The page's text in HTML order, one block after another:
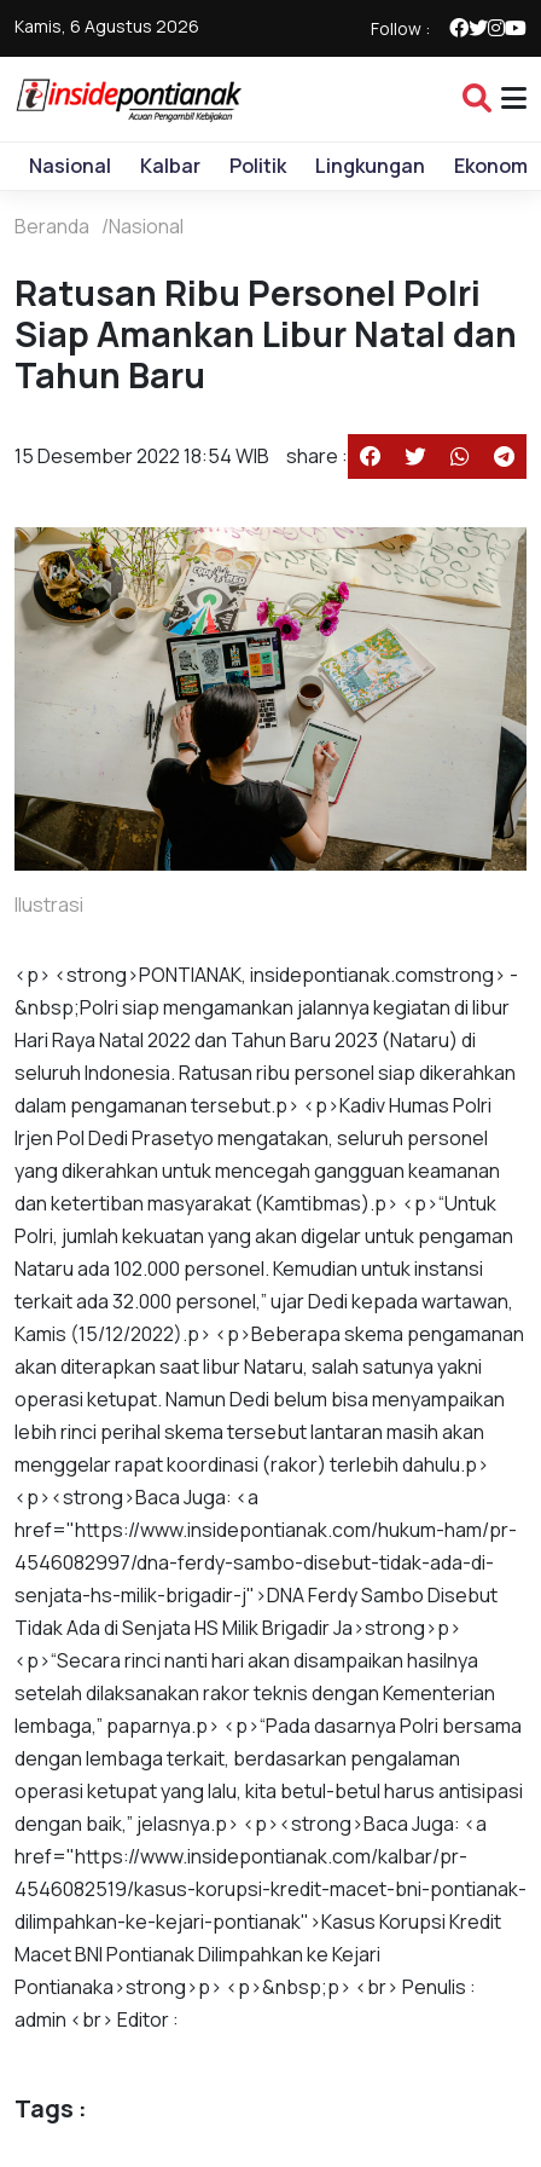
Kamis, 6 Agustus 2026 Follow :
Nasional Kalbar Politik Lingkungan Ekonomi
Beranda Nasional
Ratusan Ribu Personel Polri
Siap Amankan Libur Natal dan
Tahun Baru
15 Desember 2022 18:54 WIB share :
Ilustrasi
<p> <strong>PONTIANAK, insidepontianak.comstrong> -
&nbsp;Polrisiapmengamankan jalannyakegiatandilibur
HariRayaNatal2022dan TahunBaru2023 (Nataru) di
seluruhIndonesia.Ratusanribu personelsiapdikerahkan
dalam pengamanantersebut.p> <p>KadivHumasPolri
IrjenPolDediPrasetyomengatakan, seluruh personel
yangdikerahkanuntukmencegahgangguankeamanan
danketertibanmasyarakat(Kamtibmas).p> <p>“Untuk
Polri, jumlahkekuatanyangakandigelaruntukpengaman
Nataruada102.000 personel.Kemudianuntukinstansi
terkaitada32.000 personel,”ujarDedikepadawartawan,
Kamis (15/12/2022).p> <p>Beberapaskema pengamanan
akanditerapkansaatliburNataru, salahsatunyayakni
operasiketupat.NamunDedi belum bisamenyampaikan
lebihrinci perihalskematersebutlantaranmasihakan
menggelarrapatkoordinasi (rakor) terlebihdahulu.p>
<p><strong>BacaJuga: <a
href="https://www.insidepontianak.com/hukum-ham/pr-
4546082997/dna-ferdy-sambo-disebut-tidak-ada-di-
senjata-hs-milik-brigadir-j">DNAFerdySamboDisebut
TidakAdadiSenjataHSMilikBrigadirJa>strong>p>
<p>“Secararincinantihariakandisampaikanhasilnya
setelahdilaksanakanrakorteknisdenganKementerian
lembaga,” paparnya.p> <p>“PadadasarnyaPolri bersama
denganlembagaterkait, berdasarkan pengalaman
operasiketupatyanglalu, kita betul-betulharusantisipasi
dengan baik,” jelasnya.p> <p><strong>BacaJuga: <a
href="https://www.insidepontianak.com/kalbar/pr-
4546082519/kasus-korupsi-kredit-macet-bni-pontianak-
dilimpahkan-ke-kejari-pontianak">KasusKorupsiKredit
MacetBNIPontianakDilimpahkankeKejari
Pontianaka>strong>p> <p>&nbsp;p> <br> Penulis :
admin <br> Editor:
Tags :